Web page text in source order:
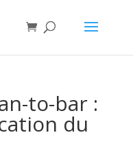
to-bar :
du